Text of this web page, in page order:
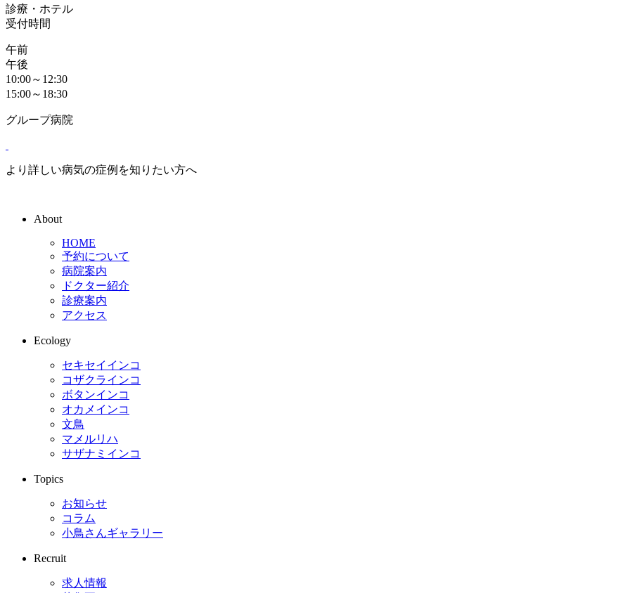
診療・ホテル
受付時間
午前
午後
10:00～12:30
15:00～18:30
グループ病院
より詳しい病気の症例を知りたい方へ
About
HOME
予約について
病院案内
ドクター紹介
診療案内
アクセス
Ecology
セキセイインコ
コザクラインコ
ボタンインコ
オカメインコ
文鳥
マメルリハ
サザナミインコ
Topics
お知らせ
コラム
小鳥さんギャラリー
Recruit
求人情報